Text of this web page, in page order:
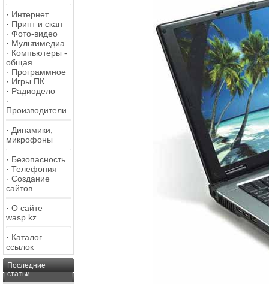
· Интернет
· Принт и скан
· Фото-видео
· Мультимедиа
· Компьютеры -
общая
· Программное
· Игры ПК
· Радиодело
·
Производители
· Динамики,
микрофоны
· Безопасность
· Телефония
· Создание
сайтов
· О сайте
wasp.kz...
· Каталог
ссылок
Последние
статьи